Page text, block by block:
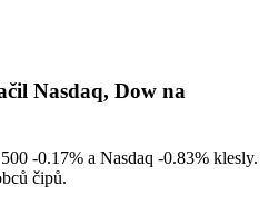
Nasdaq, Dow na
-0.17% a Nasdaq -0.83% klesly.
čipů.